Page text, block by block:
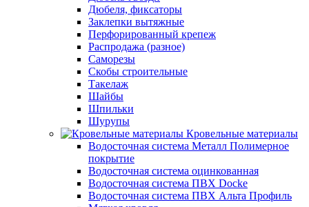
Дюбеля, фиксаторы
Заклепки вытяжные
Перфорированный крепеж
Распродажа (разное)
Саморезы
Скобы строительные
Такелаж
Шайбы
Шпильки
Шурупы
Кровельные материалы
Водосточная система Металл Полимерное
покрытие
Водосточная система оцинкованная
Водосточная система ПВХ Docke
Водосточная система ПВХ Альта Профиль